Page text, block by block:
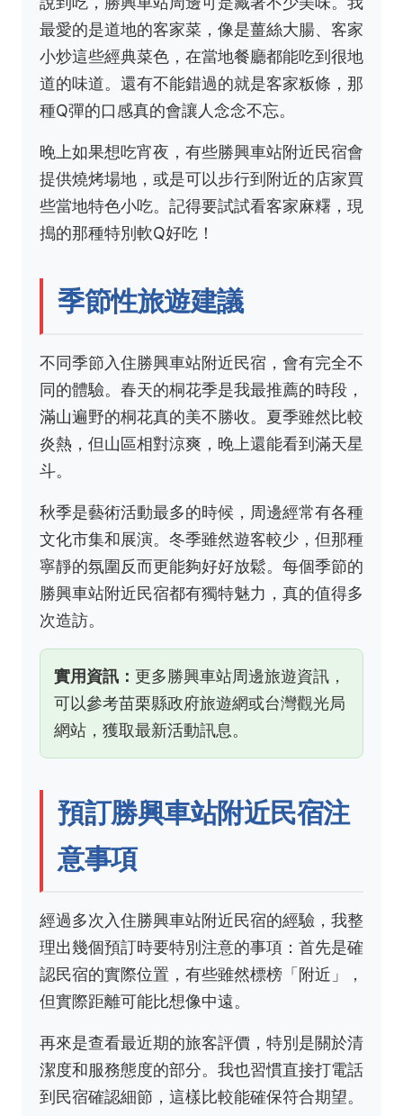
最愛的是道地的客家菜，像是薑絲大腸、客家
小炒這些經典菜色，在當地餐廳都能吃到很地
道的味道。還有不能錯過的就是客家粄條，那
種Q彈的口感真的會讓人念念不忘。
晚上如果想吃宵夜，有些勝興車站附近民宿會
提供燒烤場地，或是可以步行到附近的店家買
些當地特色小吃。記得要試試看客家麻糬，現
搗的那種特別軟Q好吃！
季節性旅遊建議
不同季節入住勝興車站附近民宿，會有完全不
同的體驗。春天的桐花季是我最推薦的時段，
滿山遍野的桐花真的美不勝收。夏季雖然比較
炎熱，但山區相對涼爽，晚上還能看到滿天星
斗。
秋季是藝術活動最多的時候，周邊經常有各種
文化市集和展演。冬季雖然遊客較少，但那種
寧靜的氛圍反而更能夠好好放鬆。每個季節的
勝興車站附近民宿都有獨特魅力，真的值得多
次造訪。
實用資訊： 更多勝興車站周邊旅遊資訊，
可以參考苗栗縣政府旅遊網或台灣觀光局
網站 ，獲取最新活動訊息。
預訂勝興車站附近民宿注
意事項
經過多次入住勝興車站附近民宿的經驗，我整
理出幾個預訂時要特別注意的事項：首先是確
認民宿的實際位置，有些雖然標榜「附近」，
但實際距離可能比想像中遠。
再來是查看最近期的旅客評價，特別是關於清
潔度和服務態度的部分。我也習慣直接打電話
到民宿確認細節，這樣比較能確保符合期望。